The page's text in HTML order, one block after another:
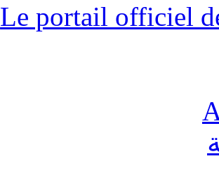
Le portail officiel